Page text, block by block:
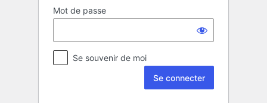
Mot de passe
Se souvenir de moi